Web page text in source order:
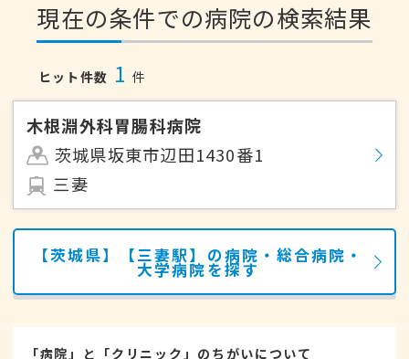
現在の条件での病院の検索結果
ヒット件数 1 件
木根淵外科胃腸科病院
茨城県坂東市辺田1430番1
三妻
【茨城県】【三妻駅】の病院・総合病院・
大学病院を探す
「病院」と「クリニック」のちがいについて